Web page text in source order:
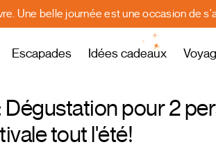
Une belle journée est une occasion de
Escapades Idées cadeaux
pour 2
tout l'été!